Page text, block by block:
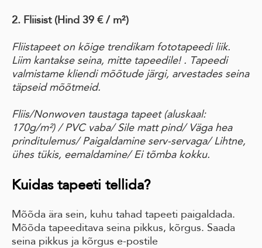
2. Fliisist (Hind 39 € / m²)
Fliistapeet on kõige trendikam fototapeedi liik.
Liim kantakse seina, mitte tapeedile! . Tapeedi
valmistame kliendi mõõtude järgi, arvestades seina
täpseid mõõtmeid.
Fliis/Nonwoven taustaga tapeet (aluskaal:
170g/m²)/ PVC vaba/ Sile matt pind/ Väga hea
prinditulemus/Paigaldamine serv-servaga/ Lihtne,
ühes tükis, eemaldamine/ Ei tõmba kokku.
Kuidas tapeeti tellida?
Mõõda ära sein, kuhu tahad tapeeti paigaldada.
Mõõda tapeeditava seina pikkus, kõrgus. Saada
seina pikkus ja kõrgus e-postile